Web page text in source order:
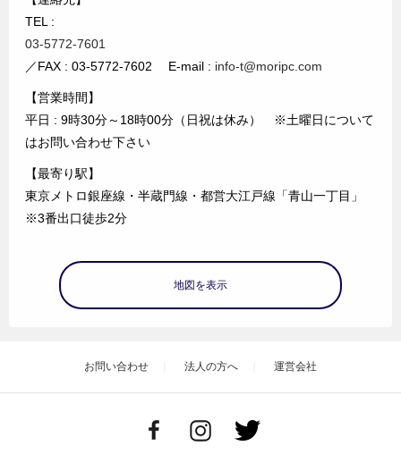
TEL :
03-5772-7601
／FAX : 03-5772-7602 E-mail : info-t@moripc.com
【営業時間】
平日 : 9時30分～18時00分（日祝は休み） ※土曜日について
はお問い合わせ下さい
【最寄り駅】
東京メトロ銀座線・半蔵門線・都営大江戸線「青山一丁目」
※3番出口徒歩2分
地図を表示
お問い合わせ 法人の方へ 運営会社